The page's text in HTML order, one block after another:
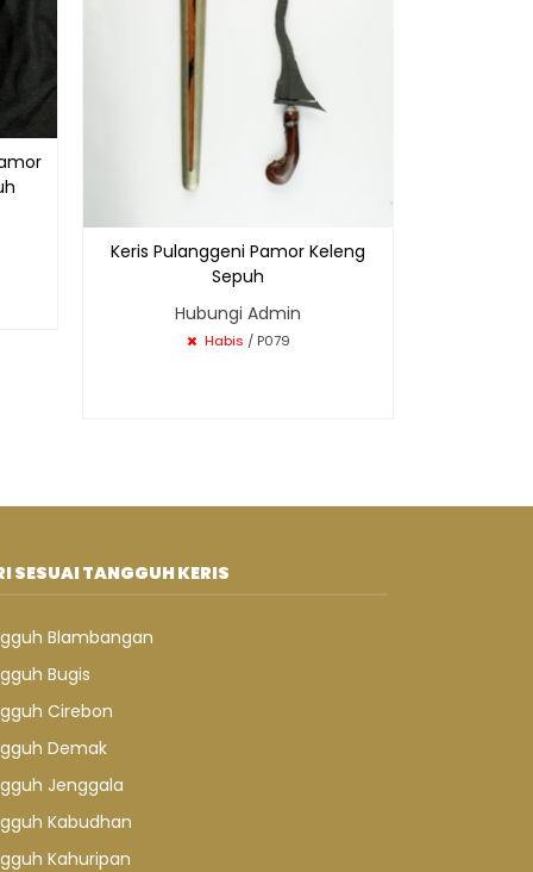
Keris Pulanggeni Pamor Keleng
Sepuh
Hubungi Admin
Habis / P079
SESUAI TANGGUH KERIS
Blambangan
Bugis
Cirebon
Demak
Jenggala
Kabudhan
Kahuripan